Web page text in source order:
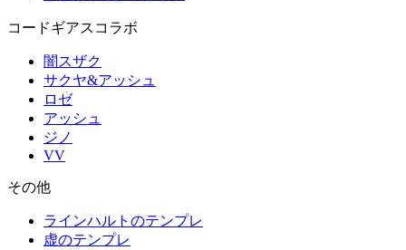
コードギアスコラボ
闇スザク
サクヤ&アッシュ
ロゼ
アッシュ
ジノ
VV
その他
ラインハルトのテンプレ
虚のテンプレ